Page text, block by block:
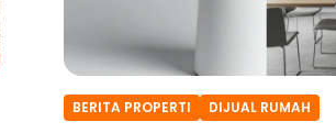
BERITA PROPERTI DIJUAL RUMAH